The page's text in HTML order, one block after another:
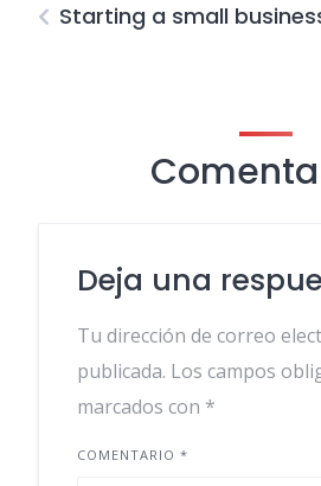
Starting a small
Deja una
Tu dirección de correo
publicada. Los campos
marcados con *
COMENTARIO *